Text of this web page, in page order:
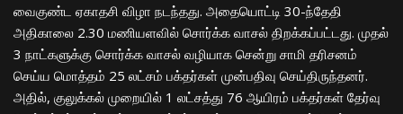
வைகுண்ட ஏகாதசி விழா நடந்தது. அதையொட்டி 30-ந்தேதி
அதிகாலை 2.30 மணியளவில் சொர்க்க வாசல் திறக்கப்பட்டது. முதல்
3 நாட்களுக்கு சொர்க்க வாசல் வழியாக சென்று சாமி தரிசனம்
செய்ய மொத்தம் 25 லட்சம் பக்தர்கள் முன்பதிவு செய்திருந்தனர்.
அதில், குலுக்கல் முறையில் 1 லட்சத்து 76 ஆயிரம் பக்தர்கள் தேர்வு